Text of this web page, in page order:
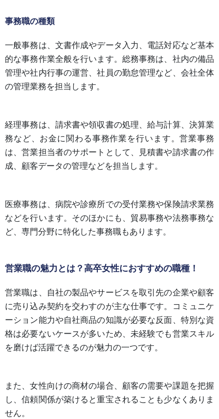
事務職の種類
一般事務は、文書作成やデータ入力、電話対応など基本
的な事務作業全般を行います。総務事務は、社内の備品
管理や社内行事の運営、社員の勤怠管理など、会社全体
の管理業務を担当します。
経理事務は、請求書や領収書の処理、給与計算、決算業
務など、お金に関わる事務作業を行います。営業事務
は、営業担当者のサポートとして、見積書や請求書の作
成、顧客データの管理などを担当します。
医療事務は、病院や診療所での受付業務や保険請求業務
などを行います。そのほかにも、貿易事務や法務事務な
ど、専門分野に特化した事務職もあります。
営業職の魅力とは？高卒女性におすすめの職種！
営業職は、自社の製品やサービスを取引先の企業や顧客
に売り込み契約を交わすのが主な仕事です。コミュニケ
ーション能力や自社商品の知識が必要な反面、特別な資
格は必要ないケースが多いため、未経験でも営業スキル
を磨けば活躍できるのが魅力の一つです。
また、女性向けの商材の場合、顧客の需要や課題を把握
し、信頼関係が築けると重宝されることも少なくありま
せん。